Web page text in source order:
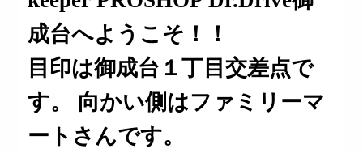
成台へようこそ！！
目印は御成台１丁目交差点で
す。
向かい側はファミリーマ
ートさんです。